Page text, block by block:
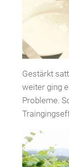
Gestärkt
weiter ging
Probleme.